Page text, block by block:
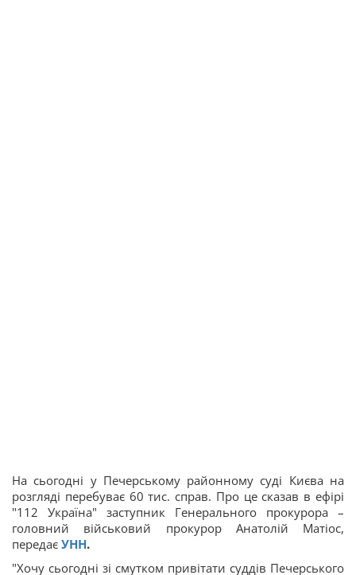
На сьогодні у Печерському районному суді Києва на
розгляді перебуває 60 тис. справ. Про це сказав в ефірі
"112 Україна" заступник Генерального прокурора –
головний військовий прокурор Анатолій Матіос,
передає УНН.
"Хочу сьогодні зі смутком привітати суддів Печерського